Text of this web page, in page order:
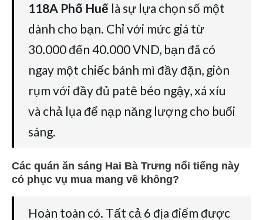
118A Phố Huế là sự lựa chọn số một
dành cho bạn. Chỉ với mức giá từ
30.000 đến 40.000 VND, bạn đã có
ngay một chiếc bánh mì đầy đặn, giòn
rụm với đầy đủ patê béo ngậy, xá xíu
và chả lụa để nạp năng lượng cho buổi
sáng.
Các quán ăn sáng Hai Bà Trưng nổi tiếng này
có phục vụ mua mang về không?
Hoàn toàn có. Tất cả 6 địa điểm được